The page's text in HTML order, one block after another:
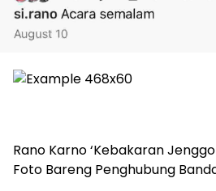
Rano Karno ‘Kebakaran
Foto Bareng Penghubung